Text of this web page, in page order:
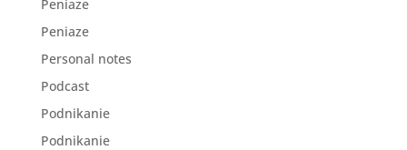
Peniaze
Peniaze
Personal notes
Podcast
Podnikanie
Podnikanie